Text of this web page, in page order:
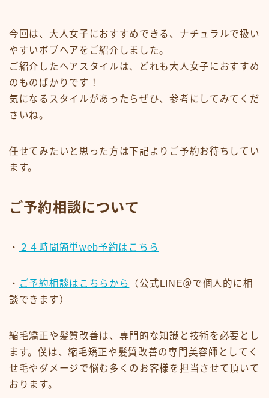
今回は、大人女子におすすめできる、ナチュラルで扱い
やすいボブヘアをご紹介しました。
ご紹介したヘアスタイルは、どれも大人女子におすすめ
のものばかりです！
気になるスタイルがあったらぜひ、参考にしてみてくだ
さいね。
任せてみたいと思った方は下記よりご予約お待ちしてい
ます。
ご予約相談について
・ ２４時間簡単web予約はこちら
・ ご予約相談はこちらから
（公式LINE＠で個人的に相
談できます）
縮毛矯正や髪質改善は、専門的な知識と技術を必要とし
ます。僕は、縮毛矯正や髪質改善の専門美容師としてく
せ毛やダメージで悩む多くのお客様を担当させて頂いて
おります。